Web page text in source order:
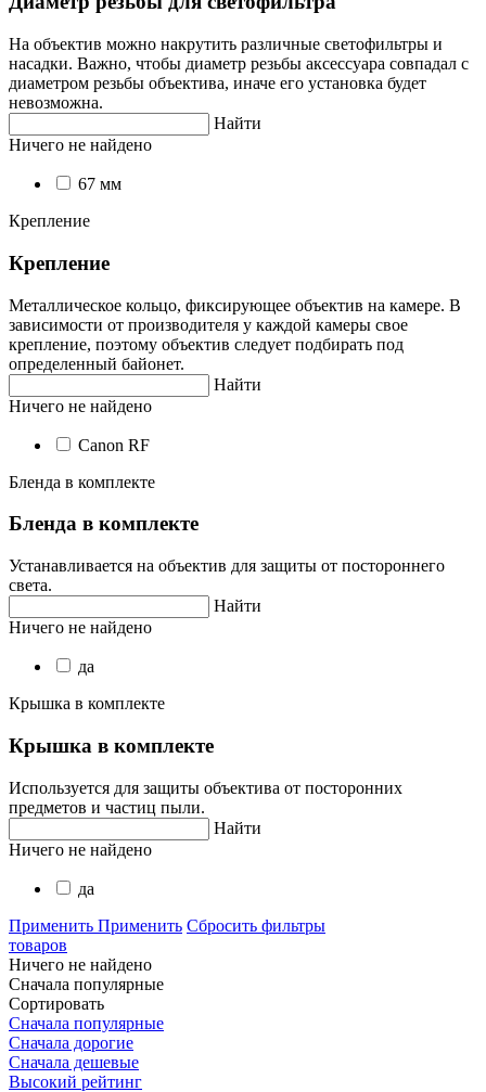
На объектив можно накрутить различные светофильтры и
насадки. Важно, чтобы диаметр резьбы аксессуара совпадал с
диаметром резьбы объектива, иначе его установка будет
невозможна.
Найти
Ничего не найдено
67 мм
Крепление
Крепление
Металлическое кольцо, фиксирующее объектив на камере. В
зависимости от производителя у каждой камеры свое
крепление, поэтому объектив следует подбирать под
определенный байонет.
Найти
Ничего не найдено
Canon RF
Бленда в комплекте
Бленда в комплекте
Устанавливается на объектив для защиты от постороннего
света.
Найти
Ничего не найдено
да
Крышка в комплекте
Крышка в комплекте
Используется для защиты объектива от посторонних
предметов и частиц пыли.
Найти
Ничего не найдено
да
Применить Применить Сбросить фильтры
товаров
Ничего не найдено
Сначала популярные
Сортировать
Сначала популярные
Сначала дорогие
Сначала дешевые
Высокий рейтинг